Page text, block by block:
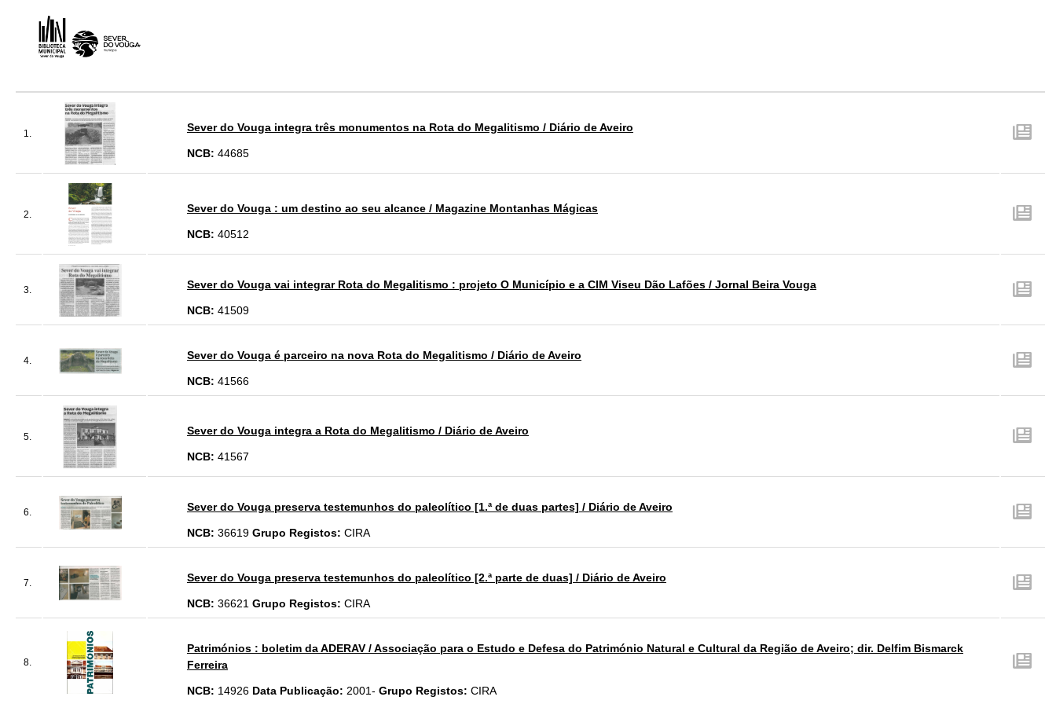
1.
Sever do Vouga integra três monumentos na Rota do Megalitismo / Diário de Aveiro
NCB: 44685
2.
Sever do Vouga : um destino ao seu alcance / Magazine Montanhas Mágicas
NCB: 40512
3. Sever do Vouga vai integrar Rota do Megalitismo : projeto O Município e a CIM Viseu Dão Lafões / Jornal Beira Vouga
NCB: 41509
4. Sever do Vouga é parceiro na nova Rota do Megalitismo / Diário de Aveiro
NCB: 41566
5.
Sever do Vouga integra a Rota do Megalitismo / Diário de Aveiro
NCB: 41567
6. Sever do Vouga preserva testemunhos do paleolítico [1.ª de duas partes] / Diário de Aveiro
NCB: 36619 Grupo Registos: CIRA
7. Sever do Vouga preserva testemunhos do paleolítico [2.ª parte de duas] / Diário de Aveiro
NCB: 36621 Grupo Registos: CIRA
8.
Patrimónios : boletim da ADERAV / Associação para o Estudo e Defesa do Património Natural e Cultural da Região de Aveiro; dir. Delfim Bismarck
Ferreira
NCB: 14926 Data Publicação: 2001- Grupo Registos: CIRA